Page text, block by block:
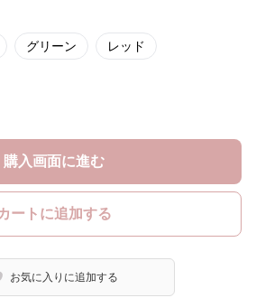
グリーン レッド
購入画面に進む
ートに追加する
お気に入りに追加する